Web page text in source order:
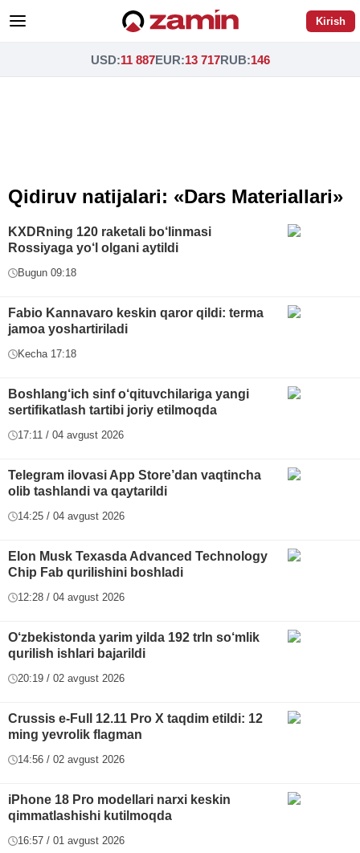
Kirish
USD:11 887EUR:13 717RUB:146
Qidiruv natijalari: «Dars Materiallari»
KXDRning 120 raketali bo‘linmasi
Rossiyaga yo‘l olgani aytildi
Bugun 09:18
Fabio Kannavaro keskin qaror qildi: terma
jamoa yoshartiriladi
Kecha 17:18
Boshlang‘ich sinf o‘qituvchilariga yangi
sertifikatlash tartibi joriy etilmoqda
17:11 / 04 avgust 2026
Telegram ilovasi App Store’dan vaqtincha
olib tashlandi va qaytarildi
14:25 / 04 avgust 2026
Elon Musk Texasda Advanced Technology
Chip Fab qurilishini boshladi
12:28 / 04 avgust 2026
O‘zbekistonda yarim yilda 192 trln so‘mlik
qurilish ishlari bajarildi
20:19 / 02 avgust 2026
Crussis e-Full 12.11 Pro X taqdim etildi: 12
ming yevrolik flagman
14:56 / 02 avgust 2026
iPhone 18 Pro modellari narxi keskin
qimmatlashishi kutilmoqda
16:57 / 01 avgust 2026